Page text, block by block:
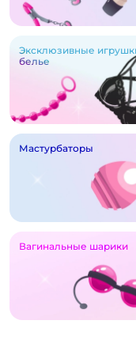
Эксклюзивные
белье
Мастурбаторы
Вагинальные шарики